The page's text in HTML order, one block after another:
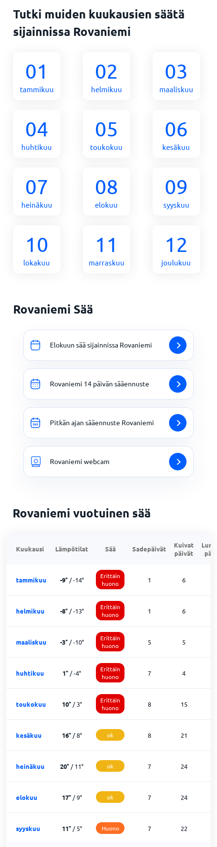
Tutki muiden kuukausien säätä
sijainnissa Rovaniemi
01
tammikuu
02
helmikuu
03
maaliskuu
04
huhtikuu
05
toukokuu
06
kesäkuu
07
heinäkuu
08
elokuu
09
syyskuu
10
lokakuu
11
marraskuu
12
joulukuu
Rovaniemi Sää
Elokuun sää sijainnissa Rovaniemi
Rovaniemi 14 päivän sääennuste
Pitkän ajan sääennuste Rovaniemi
Rovaniemi webcam
Rovaniemi vuotuinen sää
Kuukausi Lämpötilat Sää Sadepäivät
Kuivat
päivät
tammikuu -9°/-14°
Erittäin
huono
1 6
helmikuu -8°/-13°
Erittäin
huono
1 6
maaliskuu -3°/-10°
Erittäin
huono
5 5
huhtikuu 1° /-4°
Erittäin
huono
7 4
toukokuu 10°/3°
Erittäin
huono
8 15
kesäkuu 16°/8° ok 8 21
heinäkuu 20° /11° ok 7 24
elokuu 17°/9° ok 7 24
syyskuu 11°/5° Huono 7 22